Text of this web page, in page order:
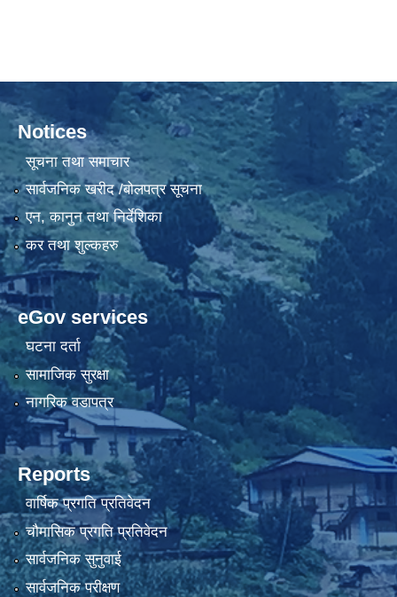
Notices
सूचना तथा समाचार
सार्वजनिक खरीद /बोलपत्र सूचना
एन, कानुन तथा निर्देशिका
कर तथा शुल्कहरु
eGov services
घटना दर्ता
सामाजिक सुरक्षा
नागरिक वडापत्र
Reports
वार्षिक प्रगति प्रतिवेदन
चौमासिक प्रगति प्रतिवेदन
सार्वजनिक सुनुवाई
सार्वजनिक परीक्षण